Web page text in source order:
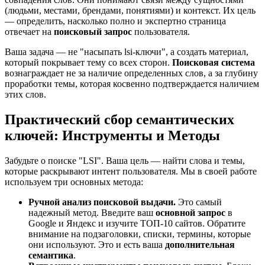
(людьми, местами, брендами, понятиями) и контекст. Их цель
— определить, насколько полно и экспертно страница
отвечает на поисковый запрос пользователя.
Ваша задача — не "насыпать lsi-ключи", а создать материал,
который покрывает тему со всех сторон. Поисковая система
вознаграждает не за наличие определенных слов, а за глубину
проработки темы, которая косвенно подтверждается наличием
этих слов.
Практический сбор семантических
ключей: Инструменты и Методы
Забудьте о поиске "LSI". Ваша цель — найти слова и темы,
которые раскрывают интент пользователя. Мы в своей работе
используем три основных метода:
Ручной анализ поисковой выдачи. Это самый
надежный метод. Введите ваш основной запрос в
Google и Яндекс и изучите ТОП-10 сайтов. Обратите
внимание на подзаголовки, списки, термины, которые
они используют. Это и есть ваша дополнительная
семантика.